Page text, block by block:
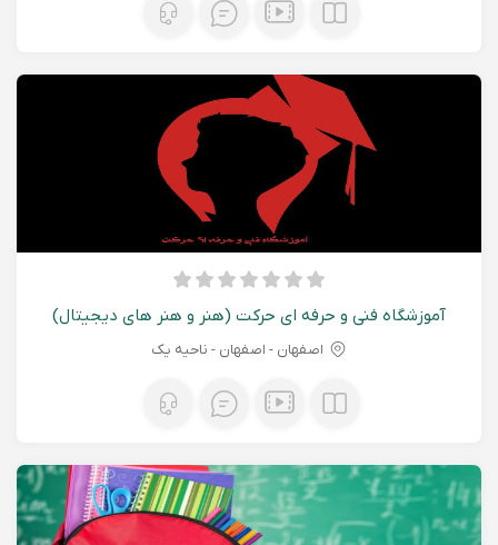
آموزشگاه فنی و حرفه ای حرکت (هنر و هنر های دیجیتال)
اصفهان - اصفهان - ناحیه یک